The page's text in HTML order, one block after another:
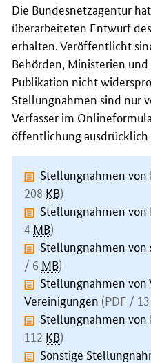
Die Bundes­netz­agentur
über­arbeiteten Entwurf
erhalten. Veröffentlicht
Behörden, Ministerien
Publikation nicht
Stellung­nahmen sind nur
Verfasser im
öffentlichung
Stellungnahmen von
208 KB)
Stellungnahmen von
4 MB)
Stellungnahmen von
/ 6 MB)
Stellungnahmen von
Vereinigungen (PDF / 13
Stellungnahmen von
112 KB)
Sonstige